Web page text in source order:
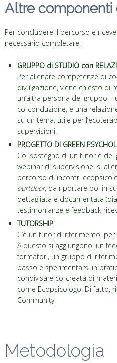
Altre componenti
Per concludere il percorso e
necessario completare:
GRUPPO di STUDIO con
Per allenare competenze di
divulgazione, viene chiesto di
un’altra persona del gruppo –
co-conduzione, e una
su un tema, utile per
supervisioni.
PROGETTO DI GREEN
Col sostegno di un tutor e del
webinar di supervisione, si
percorso di incontri
ourtdoor, da riportare poi in
dettagliata e documentata
testimonianze e feedback
TUTORSHIP
C’è un tutor di riferimento,
A questo si aggiungono: un
formatori, un gruppo di
passo e sperimentarsi in
condivisa e co-creata di
come Ecopsicologo. Di fatto,
Community.
Metodologia